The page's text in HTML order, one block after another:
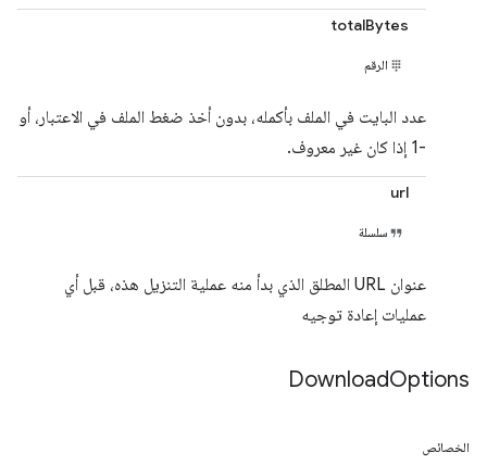
totalBytes
الرقم
عدد البايت في الملف بأكمله، بدون أخذ ضغط الملف في الاعتبار، أو
-1 إذا كان غير معروف.
url
سلسلة
عنوان URL المطلق الذي بدأ منه عملية التنزيل هذه، قبل أي
عمليات إعادة توجيه
DownloadOptions
الخصائص